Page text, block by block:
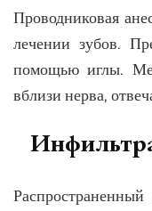
Проводниковая
лечении зубов.
помощью иглы.
вблизи нерва,